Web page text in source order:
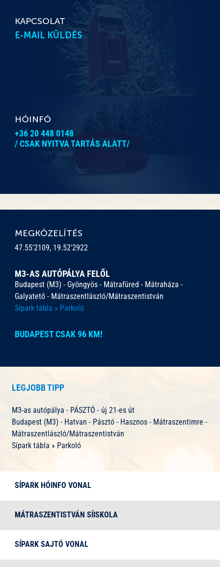
KAPCSOLAT
E-MAIL KÜLDÉS
HÓINFÓ
+36 20 448 0148
/ CSAK NYITVA TARTÁS ALATT/
MEGKÖZELÍTÉS
47.55'2109, 19.52'2922
M3-AS AUTÓPÁLYA FELŐL
Budapest (M3) - Gyöngyös - Mátrafüred - Mátraháza -
Galyatető - Mátraszentlászló/Mátraszentistván
Sípark tábla » Parkoló
BUDAPEST CSAK 96 KM!
LEGJOBB TIPP
M3-as autópálya - PÁSZTÓ - új 21-es út
Budapest (M3) - Hatvan - Pásztó - Hasznos - Mátraszentimre -
Mátraszentlászló/Mátraszentistván
Sípark tábla » Parkoló
MAIL
CÍM
SÍPARK HÓINFO VONAL
+36 20 448 0148 (csak nyitvatartás alatt)
MÁTRASZENTISTVÁN SÍISKOLA
SÍPARK SAJTÓ VONAL